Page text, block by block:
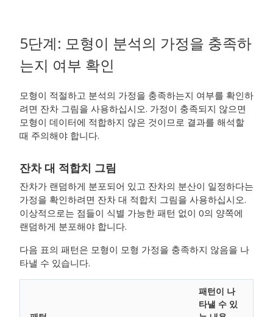
5단계: 모형이 분석의 가정을 충족하
는지 여부 확인
모형이 적절하고 분석의 가정을 충족하는지 여부를 확인하
려면 잔차 그림을 사용하십시오. 가정이 충족되지 않으면
모형이 데이터에 적합하지 않은 것이므로 결과를 해석할
때 주의해야 합니다.
잔차 대 적합치 그림
잔차가 랜덤하게 분포되어 있고 잔차의 분산이 일정하다는
가정을 확인하려면 잔차 대 적합치 그림을 사용하십시오.
이상적으로는 점들이 식별 가능한 패턴 없이 0의 양쪽에
랜덤하게 분포해야 합니다.
다음 표의 패턴은 모형이 모형 가정을 충족하지 않음을 나
타낼 수 있습니다.
패턴이 나
타낼 수 있